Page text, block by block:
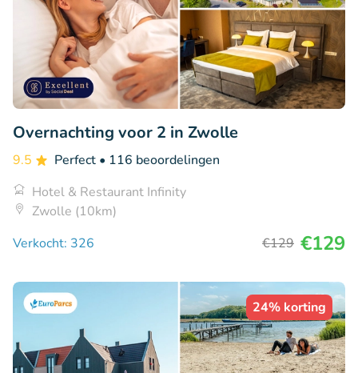
Overnachting voor 2 in Zwolle
9.5 Perfect • 116 beoordelingen
Hotel & Restaurant Infinity
Zwolle (10km)
Verkocht: 326
€129 €129
24% korting